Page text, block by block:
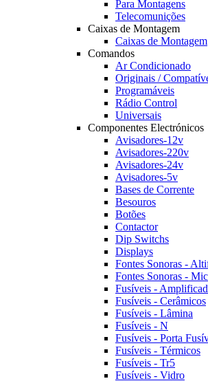
Para Montagens
Telecomunições
Caixas de Montagem
Caixas de Montagem
Comandos
Ar Condicionado
Originais /
Programáveis
Rádio Control
Universais
Componentes Electrónicos
Avisadores-12v
Avisadores-220v
Avisadores-24v
Avisadores-5v
Bases de Corrente
Besouros
Botões
Contactor
Dip Switchs
Displays
Fontes Sonoras -
Fontes Sonoras -
Fusíveis -
Fusíveis - Cerâmicos
Fusíveis - Lâmina
Fusíveis - N
Fusíveis - Porta
Fusíveis - Térmicos
Fusíveis - Tr5
Fusíveis - Vidro